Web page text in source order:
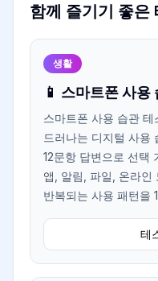
함께 즐기기 좋은
생활
📱 스마트폰 사용
스마트폰 사용 습관
드러나는 디지털 사용
12문항 답변으로 선택
앱, 알림, 파일, 온라인
반복되는 사용 패턴을
테